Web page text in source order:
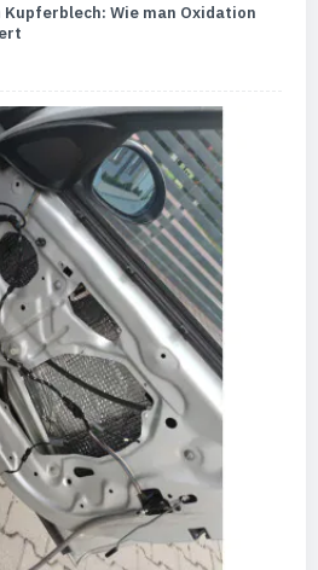
Wie man Oxidation